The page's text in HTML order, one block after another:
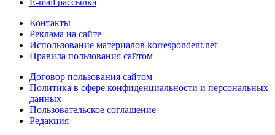
Контакты
Реклама на сайте
Использование материалов korrespondent.net
Правила пользования сайтом
Договор пользования сайтом
Политика в сфере конфиденциальности и персональных
данных
Пользовательское соглашение
Редакция